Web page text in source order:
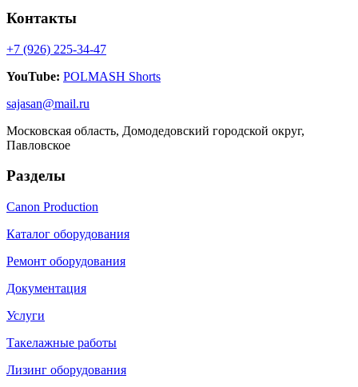
Контакты
+7 (926) 225-34-47
YouTube: POLMASH Shorts
sajasan@mail.ru
Московская область, Домодедовский городской округ,
Павловское
Разделы
Canon Production
Каталог оборудования
Ремонт оборудования
Документация
Услуги
Такелажные работы
Лизинг оборудования